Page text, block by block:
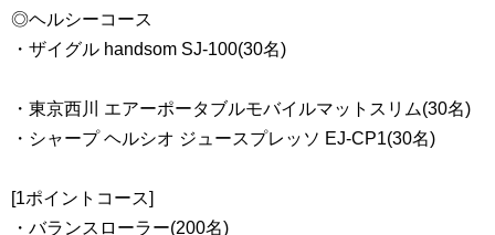
◎ヘルシーコース
・ザイグル handsom SJ-100(30名)
・東京西川 エアーポータブルモバイルマットスリム(30名)
・シャープ ヘルシオ ジュースプレッソ EJ-CP1(30名)
[1ポイントコース]
・バランスローラー(200名)